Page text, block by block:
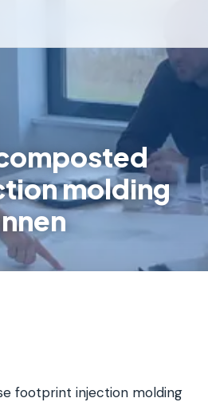
molding
footprint injection molding